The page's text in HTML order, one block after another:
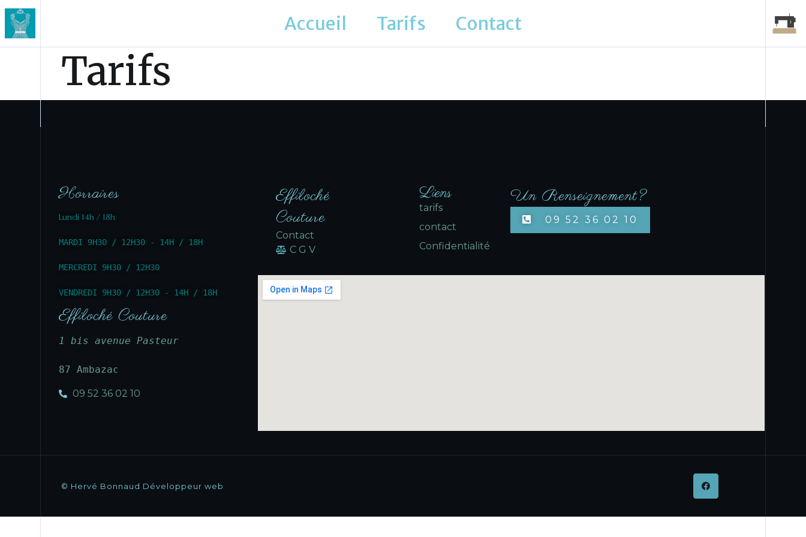
Accueil Tarifs Contact
Tarifs
Horraires
Lundi 14h / 18h
MARDI 9H30 / 12H30 - 14H / 18H
MERCREDI 9H30 / 12H30
VENDREDI 9H30 / 12H30 - 14H / 18H
Effiloché Couture
1 bis avenue Pasteur
87 Ambazac
09 52 36 02 10
Effiloché
Couture
Contact
C G V
Liens
tarifs
contact
Confidentialité
Un Renseignement?
09 52 36 02 10
© Hervé Bonnaud Développeur web